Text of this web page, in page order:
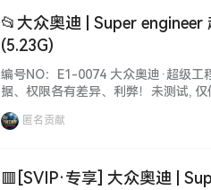
📂大众奥迪 | Super engineer
(5.23G)
编号NO：E1-0074 大众奥迪·超级
据、权限各有差异、利弊！未测试,
自行研究！更新不断, 勤则利, 荒则废
匿名贡献
🟥[SVIP·专享] 大众奥迪 |